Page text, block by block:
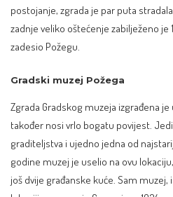
postojanje, zgrada je par puta
zadnje veliko oštećenje zabilježeno je
zadesio Požegu.
Gradski muzej Požega
Zgrada Gradskog muzeja izgrađena
također nosi vrlo bogatu povijest.
graditeljstva i ujedno jedna od
godine muzej je uselio na ovu
još dvije građanske kuće. Sam muzej,